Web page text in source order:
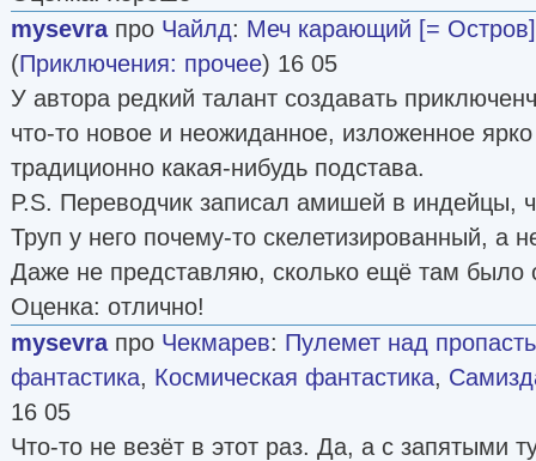
mysevraпро Чайлд: Меч карающий [= Остров]
(Приключения: прочее) 16 05
У автора редкий талант создавать
что-то новое и неожиданное, изложенное
традиционно какая-нибудь подстава.
P.S. Переводчик записал амишей в индейцы,
Труп у него почему-то скелетизированный, а
Даже не представляю, сколько ещё там было
Оценка: отлично!
mysevraпро Чекмарев: Пулемет над
фантастика, Космическая фантастика,
16 05
Что-то не везёт в этот раз. Да, а с запятыми